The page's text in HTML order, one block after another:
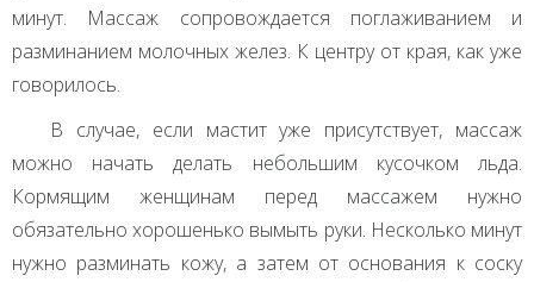
минут. Массаж сопровождается поглаживанием и
разминанием молочных желез. К центру от края, как уже
говорилось.
В случае, если мастит уже присутствует, массаж
можно начать делать небольшим кусочком льда.
Кормящим женщинам перед массажем нужно
обязательно хорошенько вымыть руки. Несколько минут
нужно разминать кожу, а затем от основания к соску